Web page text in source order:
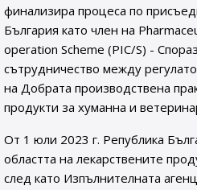
финализира процеса по
България като член на
operation Scheme (PIC/S) -
сътрудничество между
на Добрата производствена
продукти за хуманна и
От 1 юли 2023 г. Република
областта на лекарствените
след като Изпълнителната